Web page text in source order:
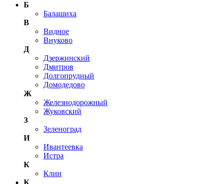
Б
Балашиха
В
Видное
Внуково
Д
Дзержинский
Дмитров
Долгопрудный
Домодедово
Ж
Железнодорожный
Жуковский
З
Зеленоград
И
Ивантеевка
Истра
К
Клин
К